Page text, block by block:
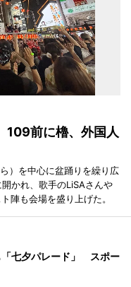
前に櫓、外国人
）を中心に盆踊りを繰り広
かれ、歌手のLiSAさんや
陣も会場を盛り上げた。
「七夕パレード」 スポー